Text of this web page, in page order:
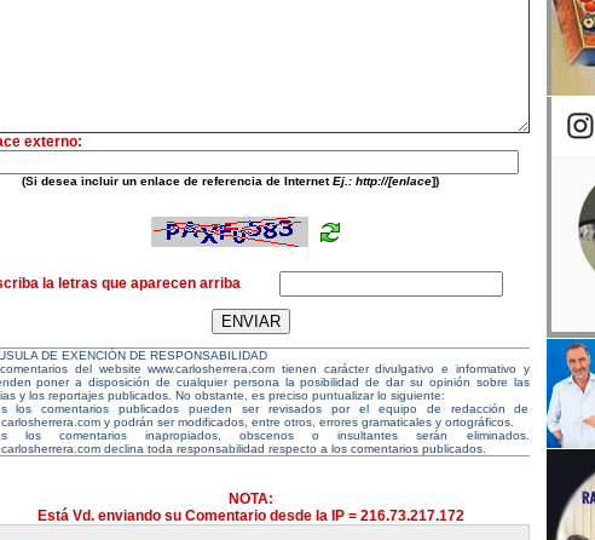
externo:
(Si desea incluir un enlace de referencia de InternetEj.: http://[enlace])
la letras que aparecen arriba
DE EXENCIÓN DE RESPONSABILIDAD
del website www.carlosherrera.com tienen carácter divulgativo e informativo y
poner a disposición de cualquier persona la posibilidad de dar su opinión sobre las
y los reportajes publicados. No obstante, es preciso puntualizar lo siguiente:
los comentarios publicados pueden ser revisados por el equipo de redacción de
y podrán ser modificados, entre otros, errores gramaticales y ortográficos.
los comentarios inapropiados, obscenos o insultantes serán eliminados.
declina toda responsabilidad respecto a los comentarios publicados.
NOTA:
Está Vd. enviando su Comentario desde la IP = 216.73.217.172